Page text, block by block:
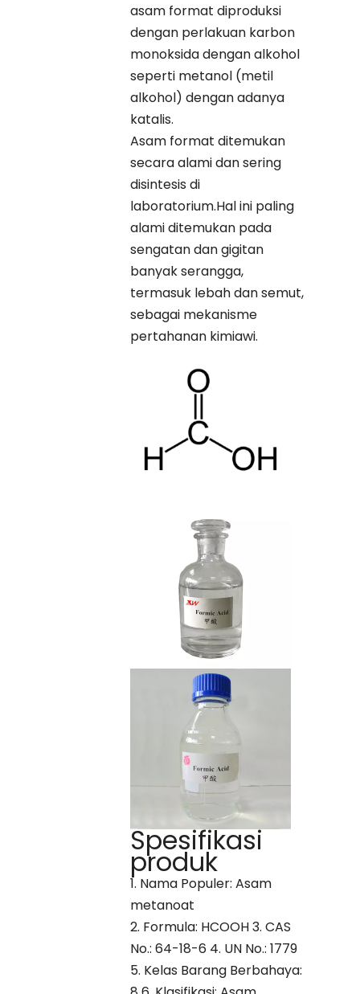
asam format diproduksi
dengan perlakuan karbon
monoksida dengan alkohol
seperti metanol (metil
alkohol) dengan adanya
katalis.
Asam format ditemukan
secara alami dan sering
disintesis di
laboratorium.Hal ini paling
alami ditemukan pada
sengatan dan gigitan
banyak serangga,
termasuk lebah dan semut,
sebagai mekanisme
pertahanan kimiawi.
Spesifikasi
produk
1. Nama Populer: Asam
metanoat
2. Formula: HCOOH 3. CAS
No.: 64-18-6 4. UN No.: 1779
5. Kelas Barang Berbahaya: